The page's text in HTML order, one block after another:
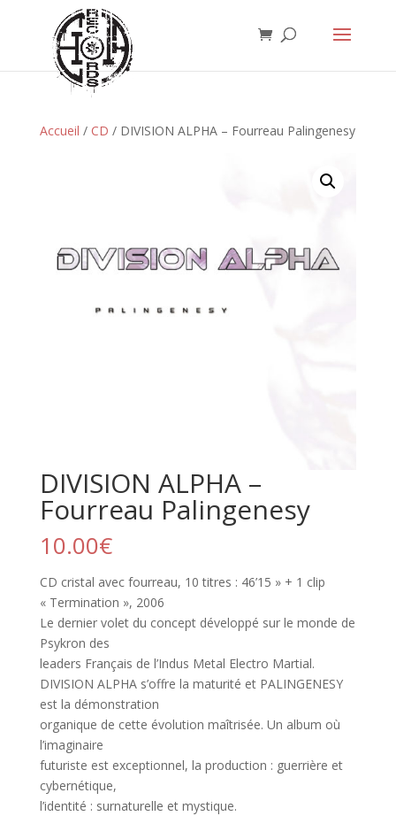
Accueil / CD / DIVISION ALPHA – Fourreau Palingenesy
DIVISION ALPHA –
Fourreau Palingenesy
10.00€
CD cristal avec fourreau, 10 titres : 46’15 » + 1 clip
« Termination », 2006
Le dernier volet du concept développé sur le monde de
Psykron des
leaders Français de l’Indus Metal Electro Martial.
DIVISION ALPHA s’offre la maturité et PALINGENESY
est la démonstration
organique de cette évolution maîtrisée. Un album où
l’imaginaire
futuriste est exceptionnel, la production : guerrière et
cybernétique,
l’identité : surnaturelle et mystique.